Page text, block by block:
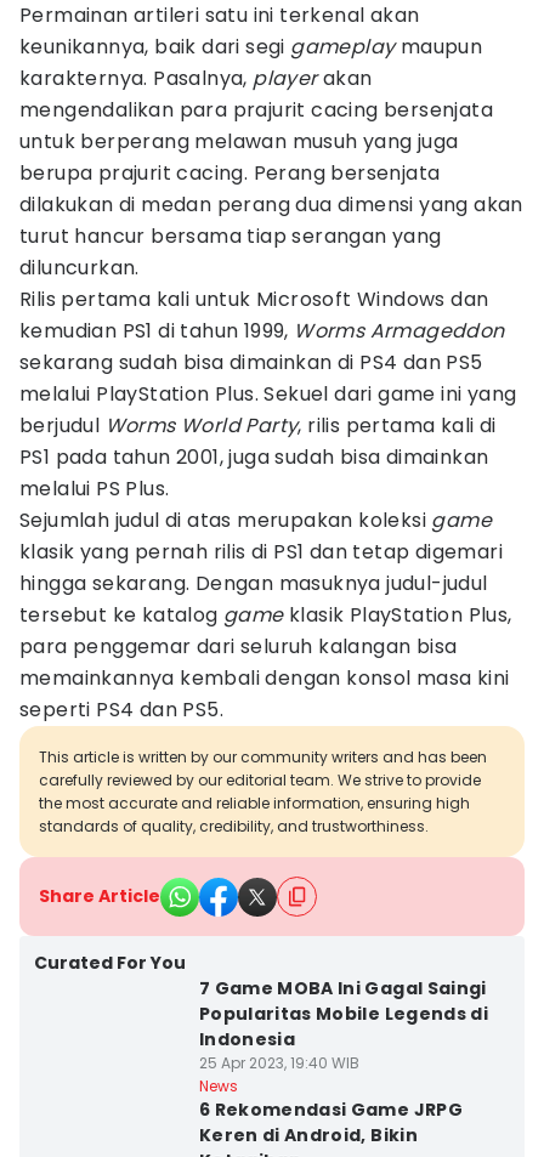
Permainan artileri satu ini terkenal akan
keunikannya, baik dari segi gameplaymaupun
karakternya. Pasalnya, playerakan
mengendalikan para prajurit cacing bersenjata
untuk berperang melawan musuh yang juga
berupa prajurit cacing. Perang bersenjata
dilakukan di medan perang dua dimensi yang akan
turut hancur bersama tiap serangan yang
diluncurkan.
Rilis pertama kali untuk Microsoft Windows dan
kemudian PS1 di tahun 1999, Worms Armageddon
sekarang sudah bisa dimainkan di PS4 dan PS5
melalui PlayStation Plus. Sekuel dari game ini yang
berjudul Worms World Party, rilis pertama kali di
PS1 pada tahun 2001, juga sudah bisa dimainkan
melalui PS Plus.
Sejumlah judul di atas merupakan koleksi game
klasik yang pernah rilis di PS1 dan tetap digemari
hingga sekarang. Dengan masuknya judul-judul
tersebut ke katalog gameklasik PlayStation Plus,
para penggemar dari seluruh kalangan bisa
memainkannya kembali dengan konsol masa kini
seperti PS4 dan PS5.
This article is written by our community writers and has been
carefully reviewed by our editorial team. We strive to provide
the most accurate and reliable information, ensuring high
standards of quality, credibility, and trustworthiness.
Share Article
Curated For You
7 Game MOBA Ini Gagal Saingi
Popularitas Mobile Legends di
Indonesia
25 Apr 2023, 19:40 WIB
News
6 Rekomendasi Game JRPG
Keren di Android, Bikin